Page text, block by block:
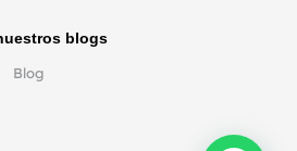
blogs
Blog